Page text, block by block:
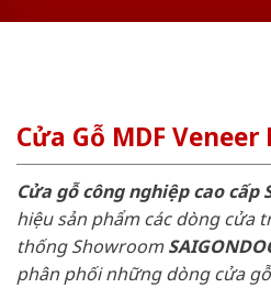
Cửa Gỗ MDF Veneer
Cửa gỗ công nghiệp cao cấp
hiệu sản phẩm các dòng cửa
thống Showroom
phân phối những dòng cửa